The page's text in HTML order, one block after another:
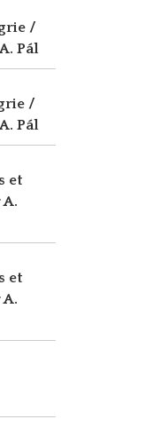
/
Pál
/
Pál
et
et